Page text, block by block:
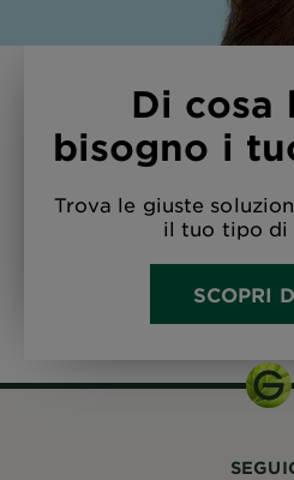
Di cosa
bisogno i
Trova le giuste
il tuo tipo di
SCOPRI